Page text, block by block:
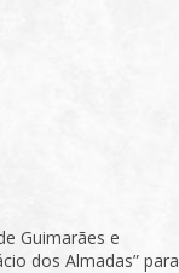
Guimarães e
dos Almadas” para